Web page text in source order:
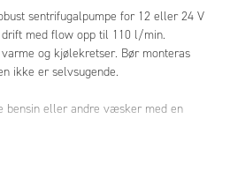
sentrifugalpumpe for 12 eller 24 V
med flow opp til 110 l/min.
og kjølekretser. Bør monteras
ikke er selvsugende.
bensin eller andre væsker med en